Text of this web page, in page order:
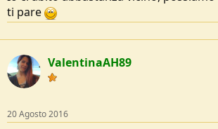
ti pare
ValentinaAH89
20 Agosto 2016